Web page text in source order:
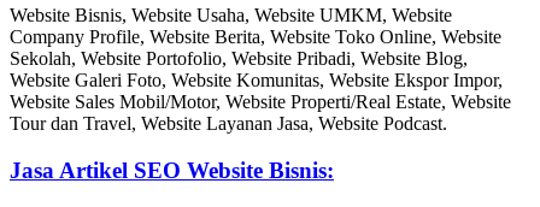
Website Bisnis, Website Usaha, Website UMKM, Website
Company Profile, Website Berita, Website Toko Online, Website
Sekolah, Website Portofolio, Website Pribadi, Website Blog,
Website Galeri Foto, Website Komunitas, Website Ekspor Impor,
Website Sales Mobil/Motor, Website Properti/Real Estate, Website
Tour dan Travel, Website Layanan Jasa, Website Podcast.
Jasa Artikel SEO Website Bisnis: